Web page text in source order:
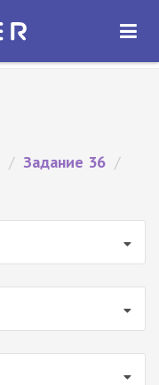
ОТКРЫТЬ
/ Задание 36 /